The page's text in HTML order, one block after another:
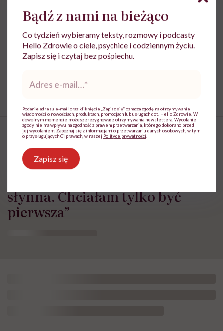
i
Treści zawarte w serwisie mają wyłącznie
charakter informacyjny i nie stanowią porady
lekarskiej. Pamiętaj, że w przypadku
Krystyna Chojnowska-
słynna. Chciałam tylko być
pierwsza”
Bądź z nami na bieżąco
Co tydzień wybieramy teksty, rozmowy i podcasty
Hello Zdrowie o ciele, psychice i codziennym życiu.
Zapisz się i czytaj bez pośpiechu.
*
Podanie adresu e-mail oraz kliknięcie „Zapisz się” oznacza zgodę na otrzymywanie
wiadomości o nowościach, produktach, promocjach lub usługach dot. Hello Zdrowie. W
dowolnym momencie możesz zrezygnować z otrzymywania newslettera. Wycofanie
zgody nie ma wpływu na zgodność z prawem przetwarzania, którego dokonano przed
jej wycofaniem. Zapoznaj się z informacjami o przetwarzaniu danych osobowych, w tym
o przysługujących Ci prawach, w naszej Polityce prywatności
Zapisz się